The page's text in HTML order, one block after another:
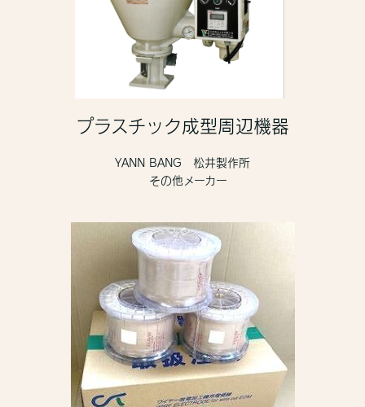
プラスチック成型周辺機器
YANN BANG 松井製作所
その他メーカー